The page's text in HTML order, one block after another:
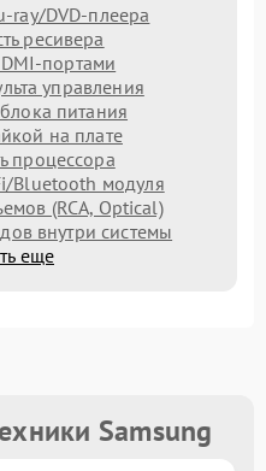
ray/DVD-плеера
ресивера
портами
управления
питания
на плате
процессора
Bluetooth модуля
(RCA, Optical)
внутри системы
еще
Samsung